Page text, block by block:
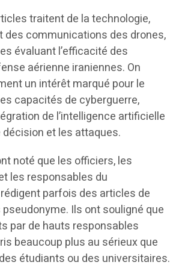
traitent de la technologie,
des communications des drones,
évaluant l’efficacité des
aérienne iraniennes. On
un intérêt marqué pour le
capacités de cyberguerre,
de l’intelligence artificielle
et les attaques.
noté que les officiers, les
les responsables du
parfois des articles de
Ils ont souligné que
par de hauts responsables
beaucoup plus au sérieux que
étudiants ou des universitaires.